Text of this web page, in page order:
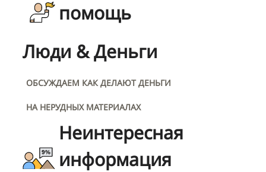
помощь
Люди & Деньги
ОБСУЖДАЕМ КАК ДЕЛАЮТ ДЕНЬГИ
НА НЕРУДНЫХ МАТЕРИАЛАХ
Неинтересная
информация